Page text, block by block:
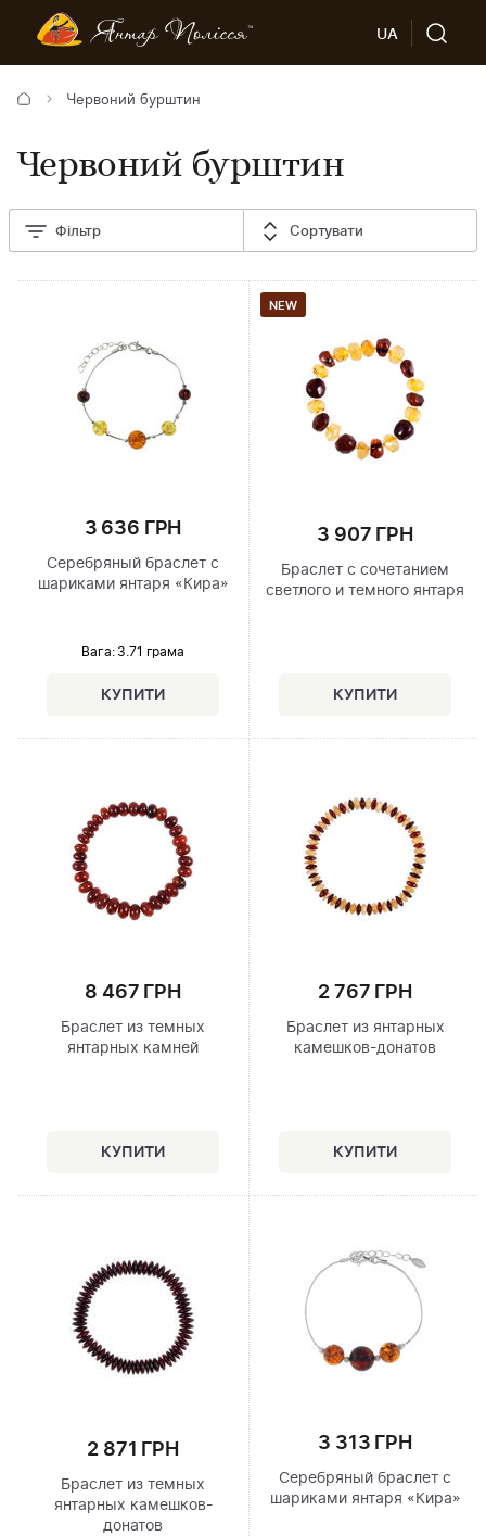
UA
Червоний бурштин
Червоний бурштин
Фільтр Сортувати
3 636 ГРН
Серебряный браслет с
шариками янтаря «Кира»
Вага: 3.71 грама
NEW
3 907 ГРН
Браслет с сочетанием
светлого и темного янтаря
8 467 ГРН
Браслет из темных
янтарных камней
2 767 ГРН
Браслет из янтарных
камешков-донатов
2 871 ГРН
Браслет из темных
янтарных камешков-
донатов
3 313 ГРН
Серебряный браслет с
шариками янтаря «Кира»